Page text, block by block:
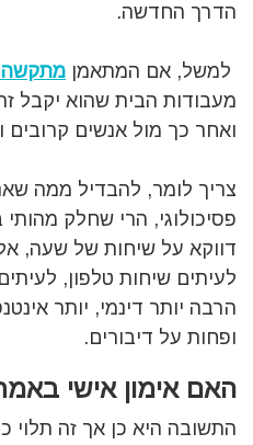
הדרך החדשה.
למשל, אם המתאמן מתקשה
מעבודות הבית שהוא יקבל
ואחר כך מול אנשים קרובים
צריך לומר, להבדיל ממה
פסיכולוגי, הרי שחלק
דווקא על שיחות של שעה,
לעיתים שיחות טלפון,
הרבה יותר דינמי, יותר
ופחות על דיבורים.
האם אימון אישי
התשובה היא כן אך זה תלוי